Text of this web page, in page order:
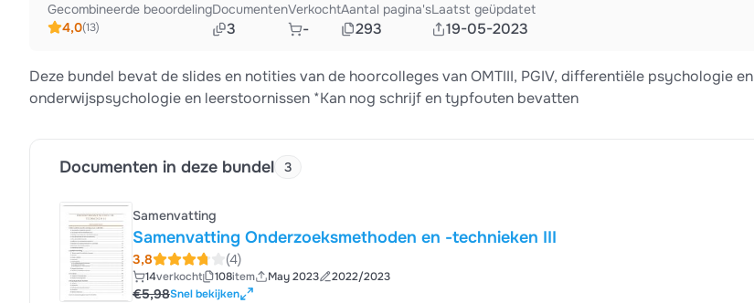
Gecombineerde beoordeling
4,0(13)
Documenten
3
Verkocht
-
Aantal pagina's
293
Laatst geüpdatet
19-05-2023
Deze bundel bevat de slides en notities van de hoorcolleges van OMTIII, PGIV, differentiële psychologie en
onderwijspsychologie en leerstoornissen *Kan nog schrijf en typfouten bevatten
Documenten in deze bundel 3
Samenvatting
Samenvatting Onderzoeksmethoden en -technieken III
3,8 (4)
14verkocht 108item May 2023 2022/2023
€5,98Snel bekijken